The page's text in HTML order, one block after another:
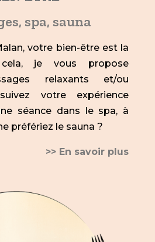
spa, sauna
votre bien-être est la
je vous propose
relaxants et/ou
votre expérience
séance dans le spa, à
préfériez le sauna ?
>> En savoir plus